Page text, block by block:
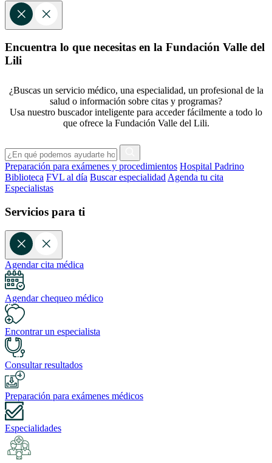
Encuentra lo que necesitas en la Fundación Valle del
Lili
¿Buscas un servicio médico, una especialidad, un profesional de la
salud o información sobre citas y programas?
Usa nuestro buscador inteligente para acceder fácilmente a todo lo
que ofrece la Fundación Valle del Lili.
Preparación para exámenes y procedimientos Hospital Padrino
Biblioteca FVL al día Buscar especialidad Agenda tu cita
Especialistas
Servicios para ti
Agendar cita médica
Agendar chequeo médico
Encontrar un especialista
Consultar resultados
Preparación para exámenes médicos
Especialidades